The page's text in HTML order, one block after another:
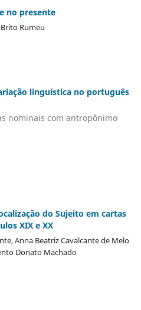
no presente
Rumeu
linguística no português
nominais com antropônimo
do Sujeito em cartas
XIX e XX
Anna Beatriz Cavalcante de Melo
Donato Machado